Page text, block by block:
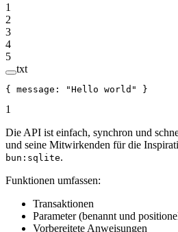
1
2
3
4
5
txt
{ message: "Hello world" }
1
Die API ist einfach, synchron und
und seine Mitwirkenden für die
bun:sqlite.
Funktionen umfassen:
Transaktionen
Parameter (benannt und
Vorbereitete Anweisungen